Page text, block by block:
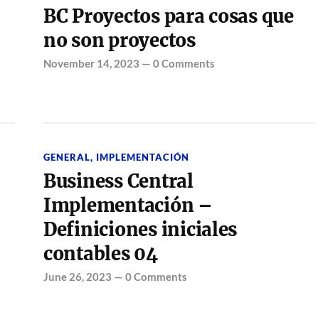
BC Proyectos para cosas que
no son proyectos
November 14, 2023 — 0 Comments
GENERAL, IMPLEMENTACIÓN
Business Central
Implementación –
Definiciones iniciales
contables 04
June 26, 2023 — 0 Comments